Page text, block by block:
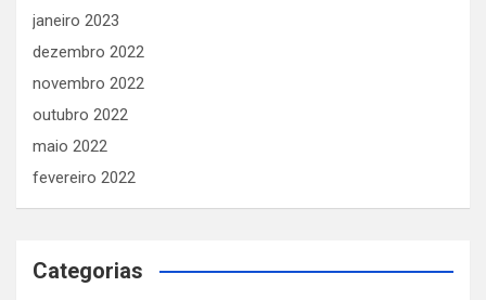
janeiro 2023
dezembro 2022
novembro 2022
outubro 2022
maio 2022
fevereiro 2022
Categorias